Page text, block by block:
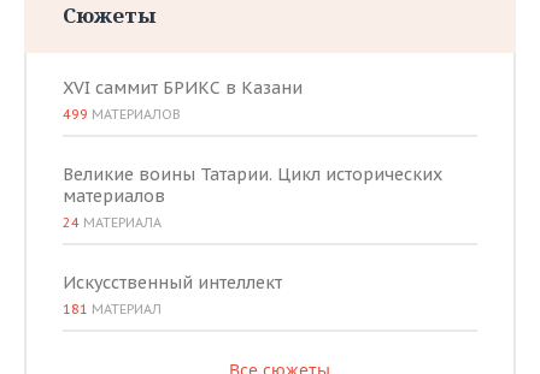
Сюжеты
XVI саммит БРИКС в Казани
499 МАТЕРИАЛОВ
Великие воины Татарии. Цикл исторических
материалов
24 МАТЕРИАЛА
Искусственный интеллект
181 МАТЕРИАЛ